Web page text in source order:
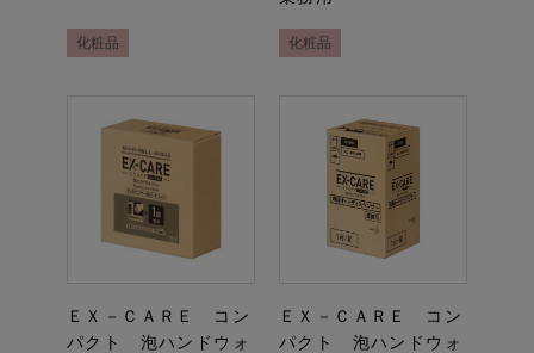
化粧品 化粧品
ＥＸ－ＣＡＲＥ コン
パクト 泡ハンドウォ
ＥＸ－ＣＡＲＥ コン
パクト 泡ハンドウォ